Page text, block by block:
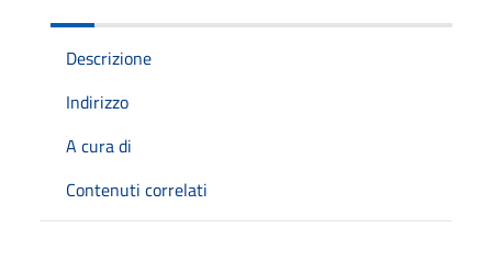
Descrizione
Indirizzo
A cura di
Contenuti correlati